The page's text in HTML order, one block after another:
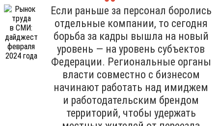
Если раньше за персонал боролись
отдельные компании, то сегодня
борьба за кадры вышла на новый
уровень — на уровень субъектов
Федерации. Региональные органы
власти совместно с бизнесом
начинают работать над имиджем
и работодательским брендом
территорий, чтобы удержать